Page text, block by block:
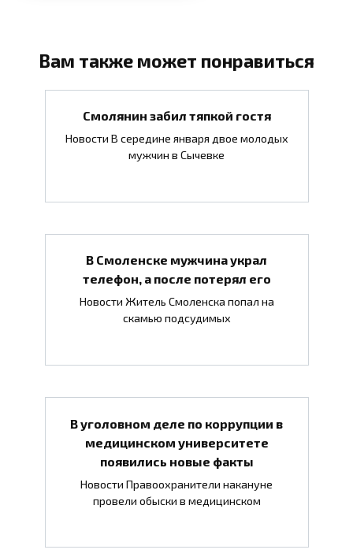
Вам также может понравиться
Смолянин забил тяпкой гостя
Новости В середине января двое молодых
мужчин в Сычевке
В Смоленске мужчина украл
телефон, а после потерял его
Новости Житель Смоленска попал на
скамью подсудимых
В уголовном деле по коррупции в
медицинском университете
появились новые факты
Новости Правоохранители накануне
провели обыски в медицинском